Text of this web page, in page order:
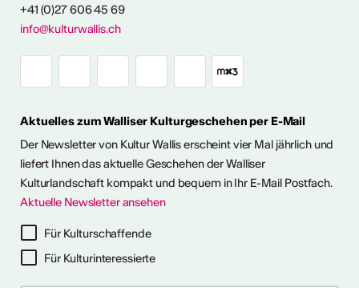
Ausstellungen
Himmel im Wallis
Kunst im Freien so richtig
eine kleine aber feine
im Wallis
+41 (0)27 606 45 69
info@kulturwallis.ch
Aktuelles zum Walliser Kulturgeschehen per E-Mail
Der Newsletter von Kultur Wallis erscheint vier Mal jährlich und
liefert Ihnen das aktuelle Geschehen der Walliser
Kulturlandschaft kompakt und bequem in Ihr E-Mail Postfach.
Aktuelle Newsletter ansehen
Für Kulturschaffende
Für Kulturinteressierte